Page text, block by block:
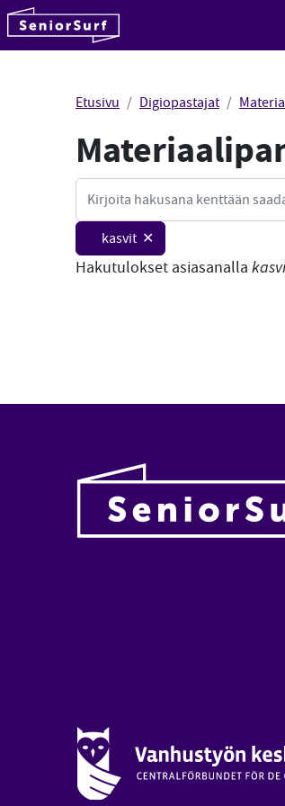
Hyppää sisältöön
Etusivu Digiopastajat
Haku
kasvit ✕
Hakutulokset asiasanalla